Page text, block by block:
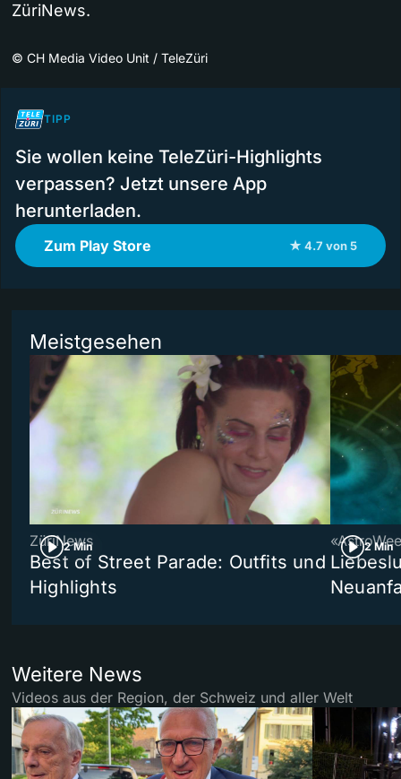
ZüriNews.
© CH Media Video Unit / TeleZüri
TIPP
Sie wollen keine TeleZüri-Highlights
verpassen? Jetzt unsere App
herunterladen.
Zum Play Store ★ 4.7 von 5
Meistgesehen
2 Min
ZüriNews
Best of Street Parade: Outfits und
Highlights
2 Min
Weitere News
Videos aus der Region, der Schweiz und aller Welt